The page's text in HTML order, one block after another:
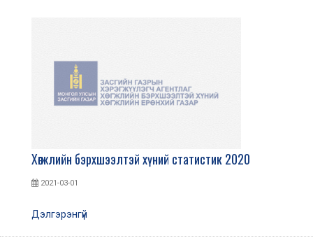
Хөгжлийн бэрхшээлтэй хүний статистик 2020
2021-03-01
Дэлгэрэнгүй